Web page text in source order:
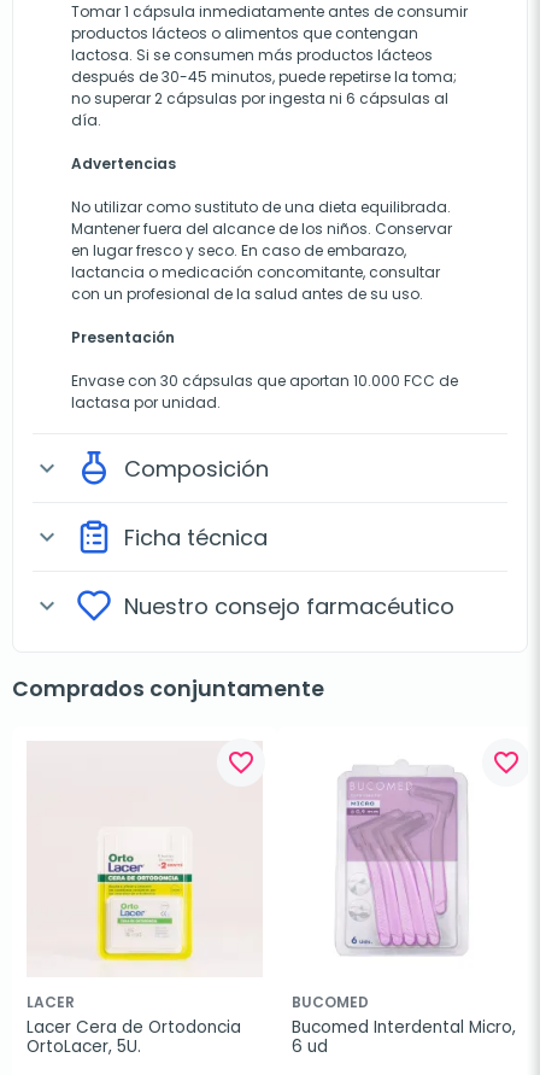
Tomar 1 cápsula inmediatamente antes de consumir
productos lácteos o alimentos que contengan
lactosa. Si se consumen más productos lácteos
después de 30-45 minutos, puede repetirse la toma;
no superar 2 cápsulas por ingesta ni 6 cápsulas al
día.
Advertencias
No utilizar como sustituto de una dieta equilibrada.
Mantener fuera del alcance de los niños. Conservar
en lugar fresco y seco. En caso de embarazo,
lactancia o medicación concomitante, consultar
con un profesional de la salud antes de su uso.
Presentación
Envase con 30 cápsulas que aportan 10.000 FCC de
lactasa por unidad.
expand_more Composición
expand_more Ficha técnica
expand_more Nuestro consejo farmacéutico
Comprados conjuntamente
favorite_border
LACER
Lacer Cera de Ortodoncia
OrtoLacer, 5U.
favorite_border
BUCOMED
Bucomed Interdental Micro,
6 ud